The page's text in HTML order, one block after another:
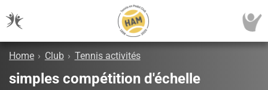
Home › Club › Tennis activités
simples compétition d'échelle